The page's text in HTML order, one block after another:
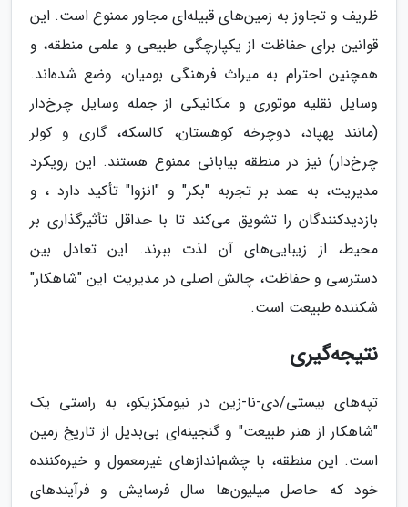
ظریف و تجاوز به زمین‌های قبیله‌ای مجاور ممنوع است. این
قوانین برای حفاظت از یکپارچگی طبیعی و علمی منطقه، و
همچنین احترام به میراث فرهنگی بومیان، وضع شده‌اند.
وسایل نقلیه موتوری و مکانیکی از جمله وسایل چرخ‌دار
(مانند پهپاد، دوچرخه کوهستان، کالسکه، گاری و کولر
چرخ‌دار) نیز در منطقه بیابانی ممنوع هستند. این رویکرد
مدیریت، به عمد بر تجربه "بکر" و "انزوا" تأکید دارد ، و
بازدیدکنندگان را تشویق می‌کند تا با حداقل تأثیرگذاری بر
محیط، از زیبایی‌های آن لذت ببرند. این تعادل بین
دسترسی و حفاظت، چالش اصلی در مدیریت این "شاهکار"
شکننده طبیعت است.
نتیجه‌گیری
تپه‌های بیستی/دی-نا-زین در نیومکزیکو، به راستی یک
"شاهکار از هنر طبیعت" و گنجینه‌ای بی‌بدیل از تاریخ زمین
است. این منطقه، با چشم‌اندازهای غیرمعمول و خیره‌کننده
خود که حاصل میلیون‌ها سال فرسایش و فرآیندهای